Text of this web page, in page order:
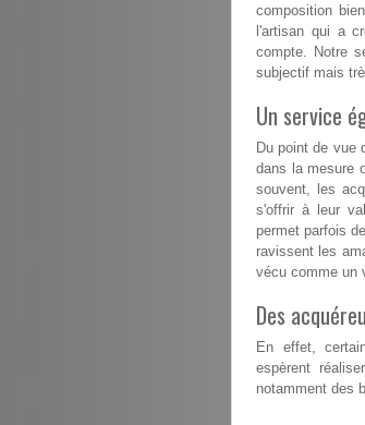
composition
l'artisan qui a
compte. Notre
subjectif mais
Un service
Du point de vue
dans la mesure
souvent, les
s'offrir à leur
permet parfois
ravissent les
vécu comme un
Des
En effet,
espèrent
notamment des